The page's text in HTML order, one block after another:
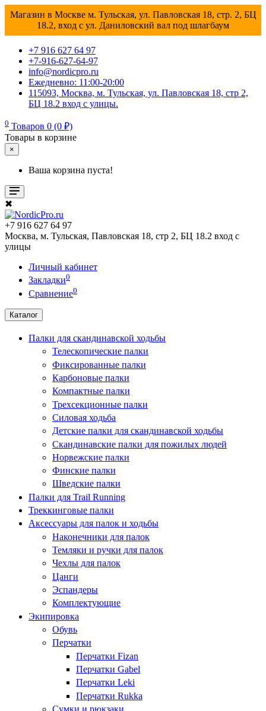
Магазин в Москве м. Тульская, ул. Павловская 18, стр. 2, БЦ
18.2, вход с ул. Даниловский вал под шлагбаум
+7 916 627 64 97
+7-916-627-64-97
info@nordicpro.ru
Ежедневно: 11:00-20:00
115093, Москва, м. Тульская, ул. Павловская 18, стр 2,
БЦ 18.2 вход с улицы.
0 Товаров 0 (0 ₽)
Товары в корзине
×
Ваша корзина пуста!
✖
+7 916 627 64 97
Москва, м. Тульская, Павловская 18, стр 2, БЦ 18.2 вход с
улицы
Личный кабинет
Закладки0
Сравнение0
Каталог
Палки для скандинавской ходьбы
Телескопические палки
Фиксированные палки
Карбоновые палки
Компактные палки
Трехсекционные палки
Силовая ходьба
Детские палки для скандинавской ходьбы
Скандинавские палки для пожилых людей
Норвежские палки
Финские палки
Шведские палки
Палки для Trail Running
Треккинговые палки
Аксессуары для палок и ходьбы
Наконечники для палок
Темляки и ручки для палок
Чехлы для палок
Цанги
Эспандеры
Комплектующие
Экипировка
Обувь
Перчатки
Перчатки Fizan
Перчатки Gabel
Перчатки Leki
Перчатки Rukka
Сумки и рюкзаки